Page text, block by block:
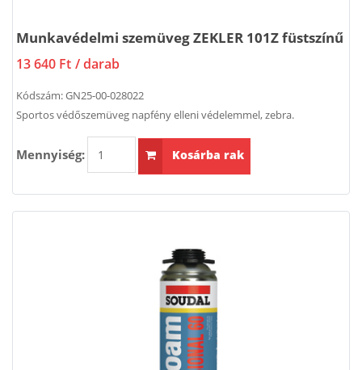
Munkavédelmi szemüveg ZEKLER 101Z füstszínű
13 640 Ft / darab
Kódszám:GN25-00-028022
Sportos védőszemüveg napfény elleni védelemmel, zebra.
Mennyiség: Kosárba rak